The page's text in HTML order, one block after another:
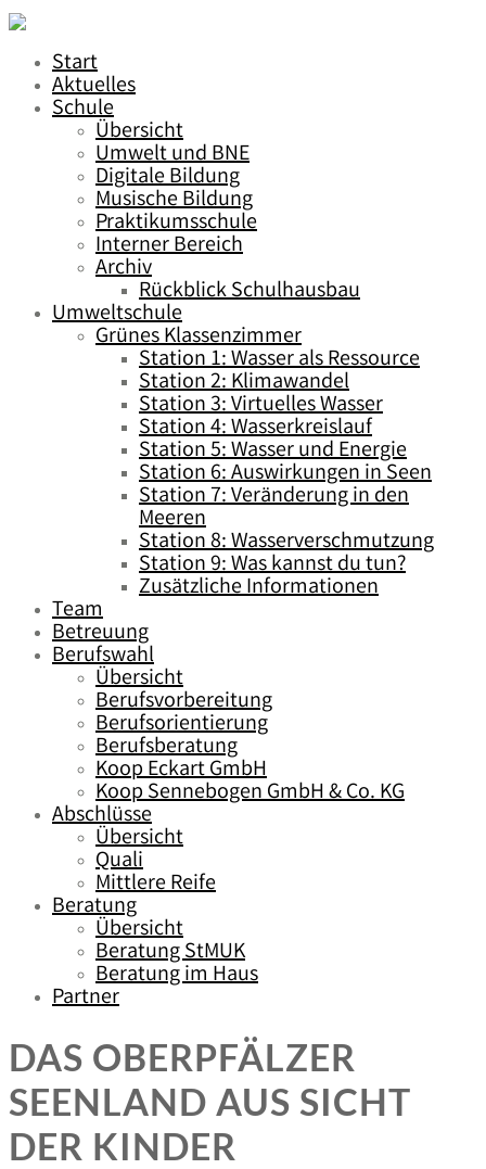
Start
Aktuelles
Schule
Übersicht
Umwelt und BNE
Digitale Bildung
Musische Bildung
Praktikumsschule
Interner Bereich
Archiv
Rückblick Schulhausbau
Umweltschule
Grünes Klassenzimmer
Station 1: Wasser als Ressource
Station 2: Klimawandel
Station 3: Virtuelles Wasser
Station 4: Wasserkreislauf
Station 5: Wasser und Energie
Station 6: Auswirkungen in Seen
Station 7: Veränderung in den
Meeren
Station 8: Wasserverschmutzung
Station 9: Was kannst du tun?
Zusätzliche Informationen
Team
Betreuung
Berufswahl
Übersicht
Berufsvorbereitung
Berufsorientierung
Berufsberatung
Koop Eckart GmbH
Koop Sennebogen GmbH & Co. KG
Abschlüsse
Übersicht
Quali
Mittlere Reife
Beratung
Übersicht
Beratung StMUK
Beratung im Haus
Partner
DAS OBERPFÄLZER
SEENLAND AUS SICHT
DER KINDER